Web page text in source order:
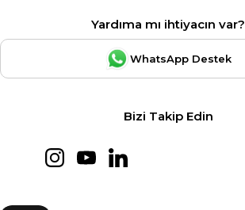
Yardıma mı ihtiyacın var?
WhatsApp Destek
Bizi Takip Edin